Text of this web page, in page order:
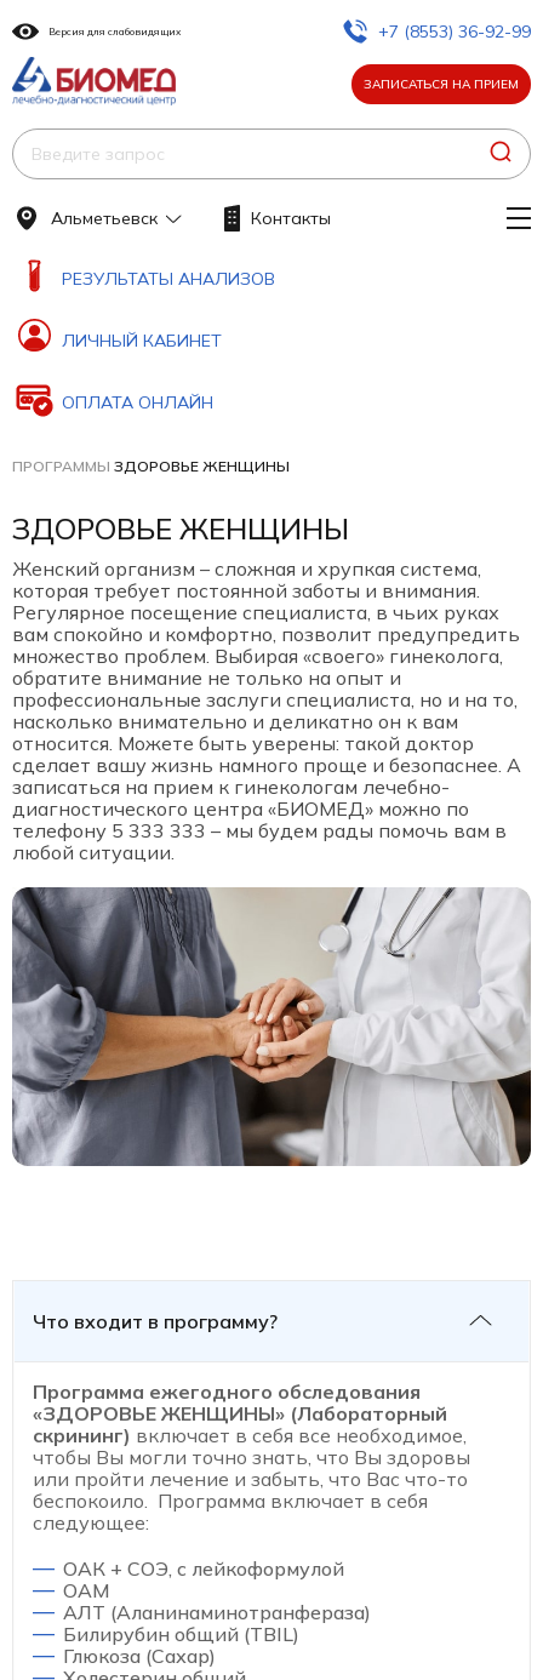
Версия для слабовидящих +7 (8553) 36-92-99
ЗАПИСАТЬСЯ НА ПРИЕМ
РЕЗУЛЬТАТЫ АНАЛИЗОВ
ЛИЧНЫЙ КАБИНЕТ
ОПЛАТА ОНЛАЙН
Альметьевск Контакты
ПРОГРАММЫ ЗДОРОВЬЕ ЖЕНЩИНЫ
ЗДОРОВЬЕ ЖЕНЩИНЫ
Женский организм – сложная и хрупкая система,
которая требует постоянной заботы и внимания.
Регулярное посещение специалиста, в чьих руках
вам спокойно и комфортно, позволит предупредить
множество проблем. Выбирая «своего» гинеколога,
обратите внимание не только на опыт и
профессиональные заслуги специалиста, но и на то,
насколько внимательно и деликатно он к вам
относится. Можете быть уверены: такой доктор
сделает вашу жизнь намного проще и безопаснее. А
записаться на прием к гинекологам лечебно-
диагностического центра «БИОМЕД» можно по
телефону 5 333 333 – мы будем рады помочь вам в
любой ситуации.
Что входит в программу?
Программа ежегодного обследования
«ЗДОРОВЬЕ ЖЕНЩИНЫ» (Лабораторный
скрининг) включает в себя все необходимое,
чтобы Вы могли точно знать, что Вы здоровы
или пройти лечение и забыть, что Вас что-то
беспокоило. Программа включает в себя
следующее:
ОАК + СОЭ, с лейкоформулой
ОАМ
АЛТ (Аланинаминотранфераза)
Билирубин общий (TBIL)
Глюкоза (Сахар)